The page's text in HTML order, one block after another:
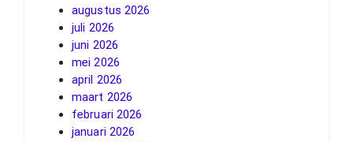
augustus 2026
juli 2026
juni 2026
mei 2026
april 2026
maart 2026
februari 2026
januari 2026